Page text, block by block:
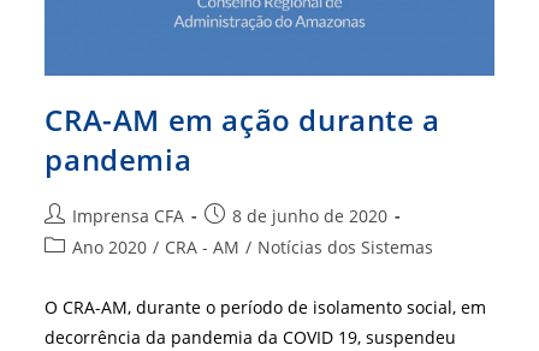
CRA-AM em ação durante a
pandemia
Autor
do
Imprensa CFA
Post
publicado:
8 de junho de 2020
Categoria
post:
Ano 2020 / CRA - AM / Notícias dos Sistemas
O CRA-AM, durante o período de isolamento social, em
decorrência da pandemia da COVID 19, suspendeu